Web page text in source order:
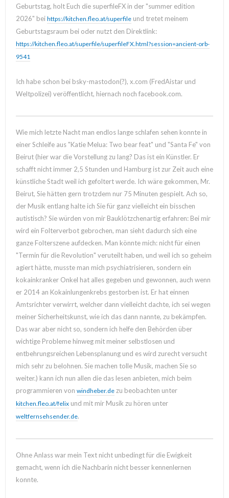
Geburtstag, holt Euch die superfileFX in der "summer edition
2026" bei https://kitchen.fleo.at/superfile und tretet meinem
Geburtstagsraum bei oder nutzt den Direktlink:
https://kitchen.fleo.at/superfile/superfileFX.html?session=ancient-orb-
9541
Ich habe schon bei bsky-mastodon(?), x.com (FredAistar und
Weltpolizei) veröffentlicht, hiernach noch facebook.com.
Wie mich letzte Nacht man endlos lange schlafen sehen konnte in
einer Schleife aus "Katie Melua: Two bear feat" und "Santa Fe" von
Beirut (hier war die Vorstellung zu lang? Das ist ein Künstler. Er
schafft nicht immer 2,5 Stunden und Hamburg ist zur Zeit auch eine
künstliche Stadt weil ich gefoltert werde. Ich wäre gekommen, Mr.
Beirut, Sie hätten gern trotzdem nur 75 Minuten gespielt. Ach so,
der Musik entlang halte ich Sie für ganz vielleicht ein bisschen
autistisch? Sie würden von mir Bauklötzchenartig erfahren: Bei mir
wird ein Folterverbot gebrochen, man sieht dadurch sich eine
ganze Folterszene aufdecken. Man könnte mich: nicht für einen
"Termin für die Revolution" veruteilt haben, und weil ich so geheim
agiert hätte, musste man mich psychiatrisieren, sondern ein
kokainkranker Onkel hat alles gegeben und gewonnen, auch wenn
er 2014 an Kokainlungenkrebs gestorben ist. Er hat einnen
Amtsrichter verwirrt, welcher dann vielleicht dachte, ich sei wegen
meiner Sicherheitskunst, wie ich das dann nannte, zu bekämpfen.
Das war aber nicht so, sondern ich helfe den Behörden über
wichtige Probleme hinweg mit meiner selbstlosen und
entbehrungsreichen Lebensplanung und es wird zurecht versucht
mich sehr zu belohnen. Sie machen tolle Musik, machen Sie so
weiter.) kann ich nun allen die das lesen anbieten, mich beim
programmieren von windheber.de zu beobachten unter
kitchen.fleo.at/felix und mit mir Musik zu hören unter
weltfernsehsender.de.
Ohne Anlass war mein Text nicht unbedingt für die Ewigkeit
gemacht, wenn ich die Nachbarin nicht besser kennenlernen
konnte.